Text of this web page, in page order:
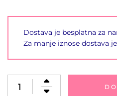
Dostava je besplatna za
Za manje iznose dostava je